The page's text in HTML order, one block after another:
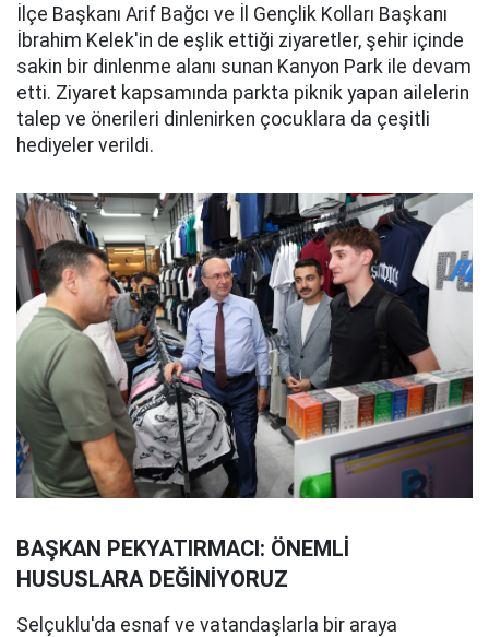
İlçe Başkanı Arif Bağcı ve İl Gençlik Kolları Başkanı
İbrahim Kelek'in de eşlik ettiği ziyaretler, şehir içinde
sakin bir dinlenme alanı sunan Kanyon Park ile devam
etti. Ziyaret kapsamında parkta piknik yapan ailelerin
talep ve önerileri dinlenirken çocuklara da çeşitli
hediyeler verildi.
BAŞKAN PEKYATIRMACI: ÖNEMLİ
HUSUSLARA DEĞİNİYORUZ
Selçuklu'da esnaf ve vatandaşlarla bir araya